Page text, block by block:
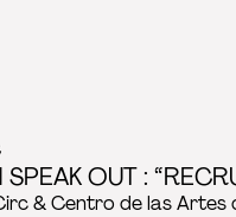
OUT :
& Centro de las Artes